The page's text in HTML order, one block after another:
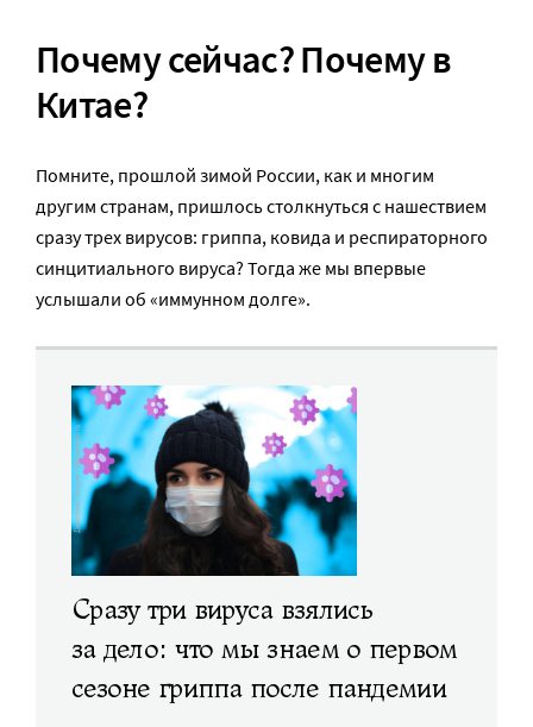
Почему сейчас? Почему в
Китае?
Помните, прошлой зимой России, как и многим
другим странам, пришлось столкнуться с нашествием
сразу трех вирусов: гриппа, ковида и респираторного
синцитиального вируса? Тогда же мы впервые
услышали об «иммунном долге».
Сразу три вируса взялись
за дело: что мы знаем о первом
сезоне гриппа после пандемии